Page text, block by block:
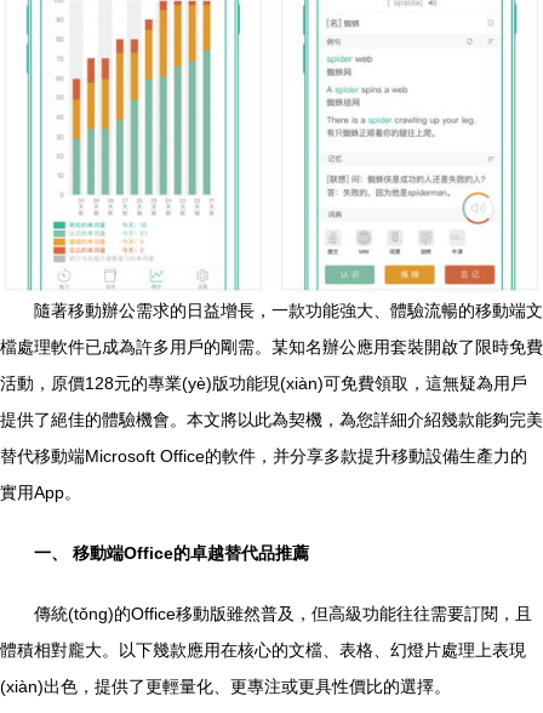
隨著移動辦公需求的日益增長，一款功能強大、體驗流暢的移動端文
檔處理軟件已成為許多用戶的剛需。某知名辦公應用套裝開啟了限時免費
活動，原價128元的專業(yè)版功能現(xiàn)可免費領取，這無疑為用戶
提供了絕佳的體驗機會。本文將以此為契機，為您詳細介紹幾款能夠完美
替代移動端Microsoft Office的軟件，并分享多款提升移動設備生產力的
實用App。
一、 移動端Office的卓越替代品推薦
傳統(tǒng)的Office移動版雖然普及，但高級功能往往需要訂閱，且
體積相對龐大。以下幾款應用在核心的文檔、表格、幻燈片處理上表現
(xiàn)出色，提供了更輕量化、更專注或更具性價比的選擇。